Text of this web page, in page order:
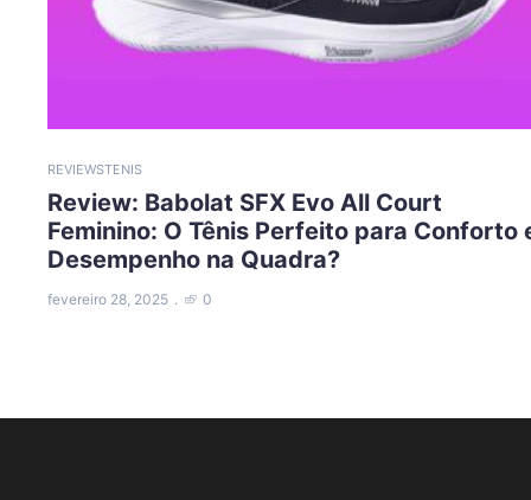
REVIEWSTENIS
Review: Babolat SFX Evo All Court
Feminino: O Tênis Perfeito para Conforto
Desempenho na Quadra?
fevereiro 28, 2025 0